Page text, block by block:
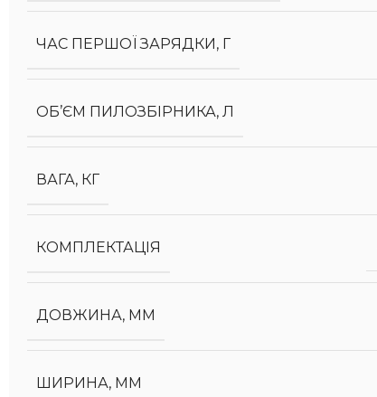
ЧАС ПЕРШОЇ ЗАРЯДКИ, Г
ОБ’ЄМ ПИЛОЗБІРНИКА, Л
ВАГА, КГ
КОМПЛЕКТАЦІЯ
ДОВЖИНА, ММ
ШИРИНА, ММ